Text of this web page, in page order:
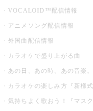
VOCALOID™配信情報
アニメソング配信情報
外国曲配信情報
カラオケで盛り上がる曲
あの日、あの時、あの音楽。
カラオケの楽しみ方『新様式
気持ちよく歌おう！『マス